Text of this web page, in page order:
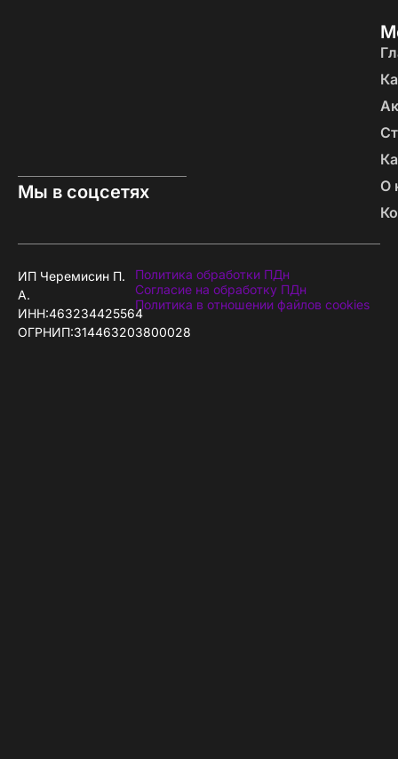
Мы в соцсетях
О
ИП Черемисин П.
А.
ИНН:463234425564
ОГРНИП:314463203800028
Политика обработки ПДн
Согласие на обработку ПДн
Политика в отношении файлов cookies